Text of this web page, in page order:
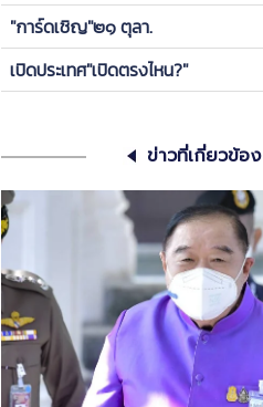
"การ์ดเชิญ"๒๑ ตุลา.
เปิดประเทศ"เปิดตรงไหน?"
ข่าวที่เกี่ยวข้อง